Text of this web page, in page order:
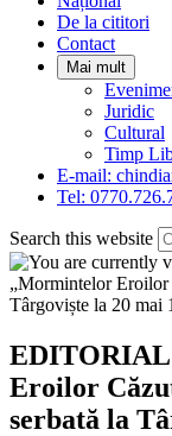
De la cititori
Contact
Mai mult
Juridic
Cultural
Timp
E-mail:
Tel:
Search this website
Eroilor
serbată la